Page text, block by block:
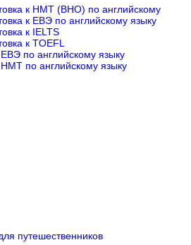
к НМТ (ВНО) по английскому
к ЕВЭ по английскому языку
к IELTS
к TOEFL
по английскому языку
по английскому языку
путешественников